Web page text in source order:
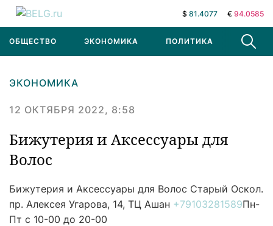
$ 81.4077 € 94.0585
ОБЩЕСТВО ЭКОНОМИКА ПОЛИТИКА В МИРЕ
ЭКОНОМИКА
12 ОКТЯБРЯ 2022, 8:58
Бижутерия и Аксессуары для
Волос
Бижутерия и Аксессуары для Волос Старый Оскол.
пр. Алексея Угарова, 14, ТЦ Ашан +79103281589Пн-
Пт с 10-00 до 20-00